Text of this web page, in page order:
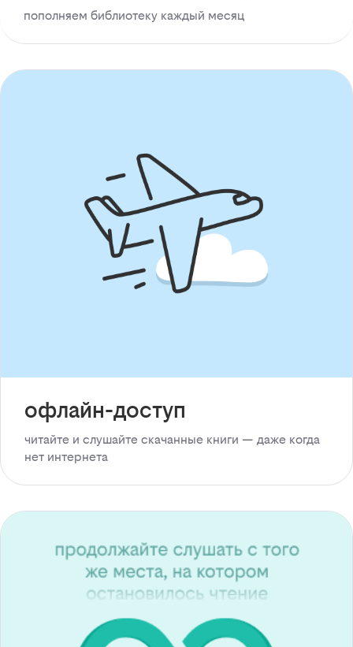
пополняем библиотеку каждый месяц
офлайн-доступ
читайте и слушайте скачанные книги — даже когда
нет интернета